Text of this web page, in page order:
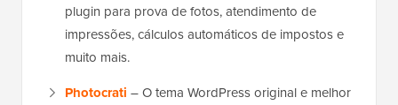
plugin para prova de fotos, atendimento de
impressões, cálculos automáticos de impostos e
muito mais.
Photocrati – O tema WordPress original e melhor